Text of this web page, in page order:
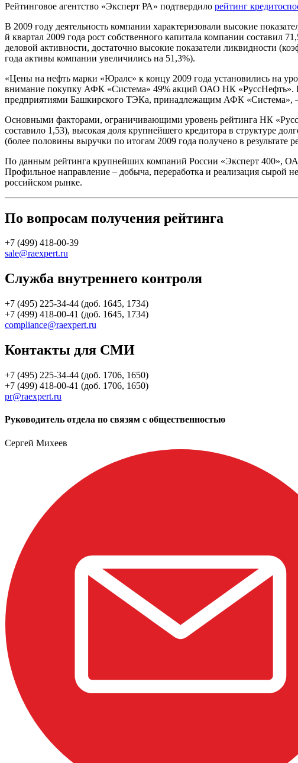
Рейтинговое агентство «Эксперт РА» подтвердило рейтинг
В 2009 году деятельность компании характеризовали высокие
й квартал 2009 года рост собственного капитала компании
деловой активности, достаточно высокие показатели ликвидности
года активы компании увеличились на 51,3%).
«Цены на нефть марки «Юралс» к концу 2009 года установились на
внимание покупку АФК «Система» 49% акций ОАО НК «РуссНефть».
предприятиями Башкирского ТЭКа, принадлежащим АФК «Система»,
Основными факторами, ограничивающими уровень рейтинга НК
составило 1,53), высокая доля крупнейшего кредитора в структуре
(более половины выручки по итогам 2009 года получено в результате
По данным рейтинга крупнейших компаний России «Эксперт 400»,
Профильное направление – добыча, переработка и реализация сырой
российском рынке.
По вопросам получения рейтинга
+7 (499) 418-00-39
sale@raexpert.ru
Служба внутреннего контроля
+7 (495) 225-34-44 (доб. 1645, 1734)
+7 (499) 418-00-41 (доб. 1645, 1734)
compliance@raexpert.ru
Контакты для СМИ
+7 (495) 225-34-44 (доб. 1706, 1650)
+7 (499) 418-00-41 (доб. 1706, 1650)
pr@raexpert.ru
Руководитель отдела по связям с общественностью
Сергей Михеев